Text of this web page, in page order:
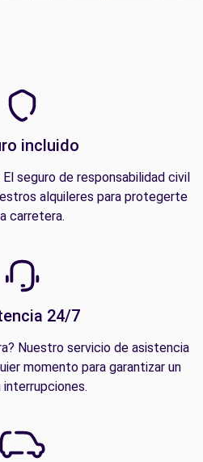
incluido
seguro de responsabilidad civil
alquileres para protegerte
carretera.
24/7
Nuestro servicio de asistencia
momento para garantizar un
interrupciones.